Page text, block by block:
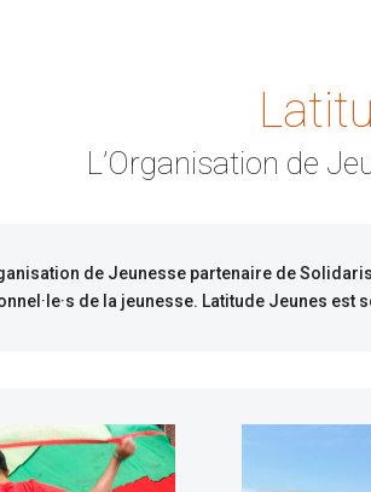
L’Organisation de
de Jeunesse partenaire de
de la jeunesse. Latitude Jeunes